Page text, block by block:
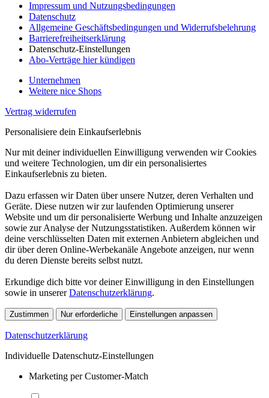
Impressum und Nutzungsbedingungen
Datenschutz
Allgemeine Geschäftsbedingungen und Widerrufsbelehrung
Barrierefreiheitserklärung
Datenschutz-Einstellungen
Abo-Verträge hier kündigen
Unternehmen
Weitere nice Shops
Vertrag widerrufen
Personalisiere dein Einkaufserlebnis
Nur mit deiner individuellen Einwilligung verwenden wir Cookies
und weitere Technologien, um dir ein personalisiertes
Einkaufserlebnis zu bieten.
Dazu erfassen wir Daten über unsere Nutzer, deren Verhalten und
Geräte. Diese nutzen wir zur laufenden Optimierung unserer
Website und um dir personalisierte Werbung und Inhalte anzuzeigen
sowie zur Analyse der Nutzungsstatistiken. Außerdem können wir
deine verschlüsselten Daten mit externen Anbietern abgleichen und
dir über deren Online-Werbekanäle Angebote anzeigen, nur wenn
du deren Dienste bereits selbst nutzt.
Erkundige dich bitte vor deiner Einwilligung in den Einstellungen
sowie in unsererDatenschutzerklärung.
Zustimmen Nur erforderliche Einstellungen anpassen
Datenschutzerklärung
Individuelle Datenschutz-Einstellungen
Marketing per Customer-Match